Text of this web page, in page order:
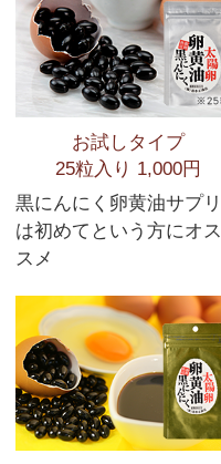
お試しタイプ
25粒入り 1,000円
黒にんにく卵黄油サプリ
は初めてという方にオス
スメ